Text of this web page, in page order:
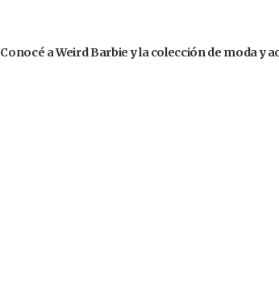
Conocé a Weird Barbie y la colección de moda y